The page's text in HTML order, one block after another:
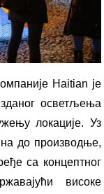
Haitian је
осветљења
локације. Уз
до производње,
са концептног
високе